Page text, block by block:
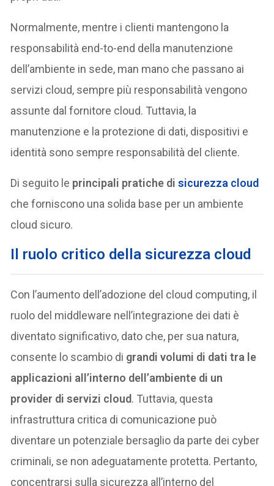
Normalmente, mentre i clienti mantengono la
responsabilità end-to-end della manutenzione
dell’ambiente in sede, man mano che passano ai
servizi cloud, sempre più responsabilità vengono
assunte dal fornitore cloud. Tuttavia, la
manutenzione e la protezione di dati, dispositivi e
identità sono sempre responsabilità del cliente.
Di seguito le principali pratiche disicurezza cloud
che forniscono una solida base per un ambiente
cloud sicuro.
Il ruolo critico della sicurezza cloud
Con l’aumento dell’adozione del cloud computing, il
ruolo del middleware nell’integrazione dei dati è
diventato significativo, dato che, per sua natura,
consente lo scambio di grandi volumi di dati tra le
applicazioni all’interno dell’ambiente di un
provider di servizi cloud. Tuttavia, questa
infrastruttura critica di comunicazione può
diventare un potenziale bersaglio da parte dei cyber
criminali, se non adeguatamente protetta. Pertanto,
concentrarsi sulla sicurezza all’interno del